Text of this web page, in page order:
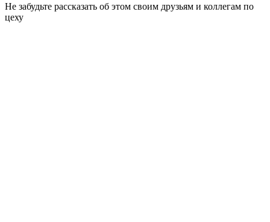
Не забудьте рассказать об этом своим друзьям и коллегам по
цеху